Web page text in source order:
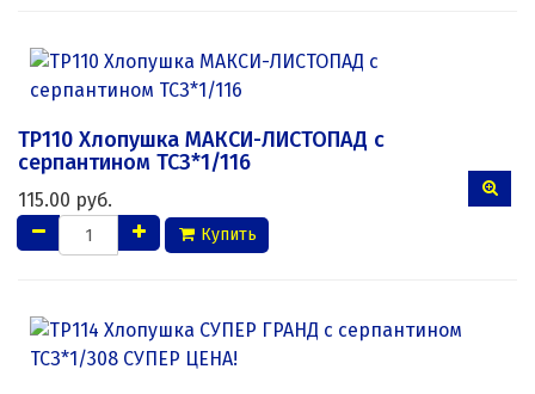
ТР110 Хлопушка МАКСИ-ЛИСТОПАД с
серпантином ТСЗ*1/116
115.00 руб.
Купить